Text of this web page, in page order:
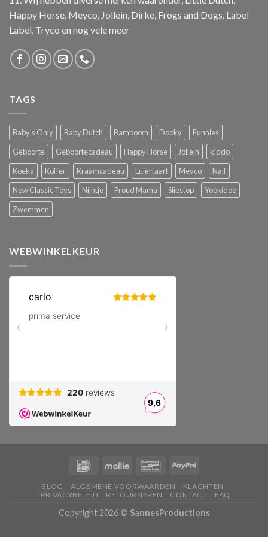
Happy Horse, Meyco, Jollein, Dirke, Frogs and Dogs, Label
Label, Tryco en nog vele meer
TAGS
Baby's Only Baby Dutch Bamboom Dooky
Funnies
Geboorte
Geboortecadeau Happy Horse Jollein
kiddo
Koeka
Koffer Kraamcadeau Luiertaart Meyco
Naïf
New Classic Toys
Nijntje Proud Mama Slipstop
Yookidoo
Zwemmen
WEBWINKELKEUR
BLOG ALGEMENE VOORWAARDEN
KLACHTEN
PRIVACYBELEID
RETOURNEREN CONTACT FAQ
Copyright 2026 © SannesProductions